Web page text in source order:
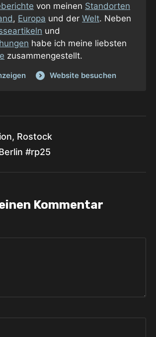
von meinen Standorten
, Europa und der Welt. Neben
und
habe ich meine liebsten
zusammengestellt.
Website besuchen
Rostock
#rp25
Kommentar